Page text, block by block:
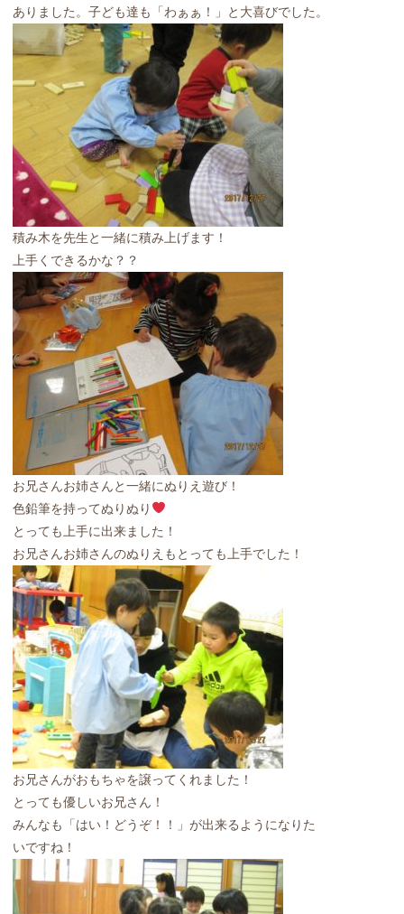
ありました。子ども達も「わぁぁ！」と大喜びでした。
積み木を先生と一緒に積み上げます！
上手くできるかな？？
お兄さんお姉さんと一緒にぬりえ遊び！
色鉛筆を持ってぬりぬり
とっても上手に出来ました！
お兄さんお姉さんのぬりえもとっても上手でした！
お兄さんがおもちゃを譲ってくれました！
とっても優しいお兄さん！
みんなも「はい！どうぞ！！」が出来るようになりた
いですね！